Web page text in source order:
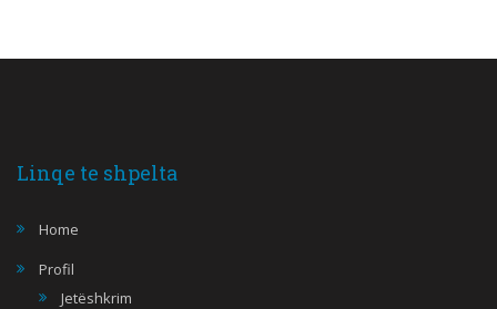
Linqe te shpelta
Home
Profil
Jetëshkrim